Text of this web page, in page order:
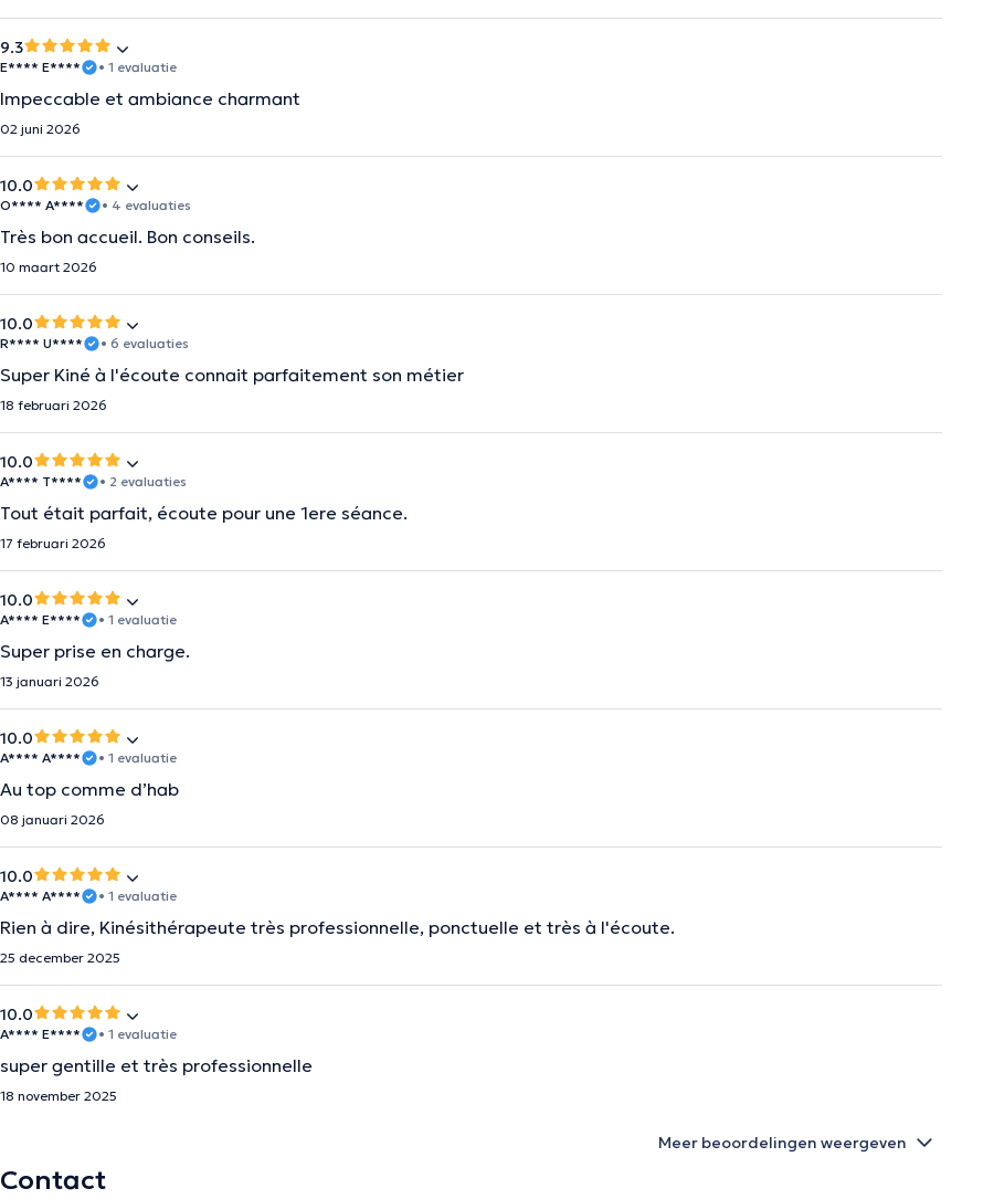
9.3
E**** E**** • 1 evaluatie
Impeccable et ambiance charmant
02 juni 2026
10.0
O**** A**** • 4 evaluaties
Très bon accueil. Bon conseils.
10 maart 2026
10.0
R**** U**** • 6 evaluaties
Super Kiné à l'écoute connait parfaitement son métier
18 februari 2026
10.0
A**** T**** • 2 evaluaties
Tout était parfait, écoute pour une 1ere séance.
17 februari 2026
10.0
A**** E**** • 1 evaluatie
Super prise en charge.
13 januari 2026
10.0
A**** A**** • 1 evaluatie
Au top comme d’hab
08 januari 2026
10.0
A**** A**** • 1 evaluatie
Rien à dire, Kinésithérapeute très professionnelle, ponctuelle et très à l'écoute.
25 december 2025
10.0
A**** E**** • 1 evaluatie
super gentille et très professionnelle
18 november 2025
Meer beoordelingen weergeven
Contact